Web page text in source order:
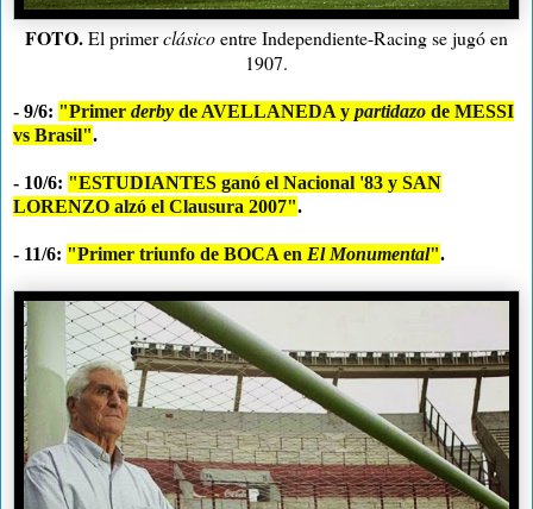
FOTO.El primerclásicoentre Independiente-Racing se jugó en
1907.
- 9/6: "Primer derby de AVELLANEDA y partidazo de MESSI
vs Brasil".
- 10/6: "ESTUDIANTES ganó el Nacional '83 y SAN
LORENZO alzó el Clausura 2007".
- 11/6: "Primer triunfo de BOCA en El Monumental".